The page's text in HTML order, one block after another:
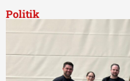
Politik